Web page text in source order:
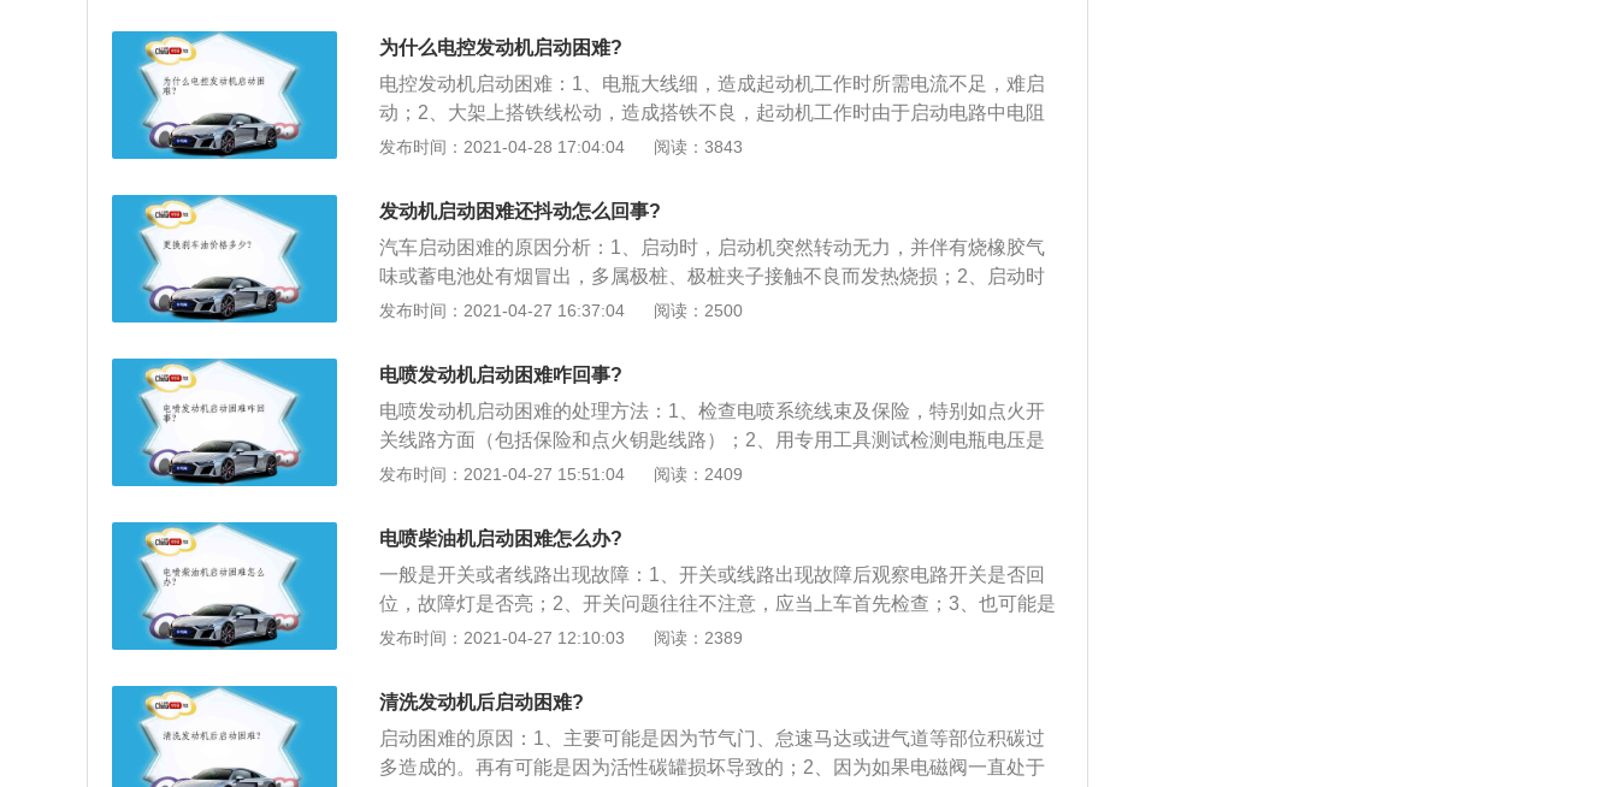
动，或需要连续多次起动或长时间转动发动机才能起动。
为什么电控发动机启动困难?
电控发动机启动困难：1、电瓶大线细，造成起动机工作时所需电流不足，难启
动；2、大架上搭铁线松动，造成搭铁不良，起动机工作时由于启动电路中电阻
过大；造成电流小，起动机转速不足，难启动；3、电瓶本身亏电、老化；4、电
机电流过大或过小。
发布时间：2021-04-28 17:04:04 阅读：3843
发动机启动困难还抖动怎么回事?
汽车启动困难的原因分析：1、启动时，启动机突然转动无力，并伴有烧橡胶气
味或蓄电池处有烟冒出，多属极桩、极桩夹子接触不良而发热烧损；2、启动时
只听到启动机电磁开关“咯咯”声，或首次启动时启动机带动曲轴缓转几下，继而
障；3、临时停车每次打火只能使曲轴转一下，此现象属于蓄电池自放电严重，
其极板、隔板严重老化，说明该蓄电池已经接近报废。
发布时间：2021-04-27 16:37:04 阅读：2500
电喷发动机启动困难咋回事?
电喷发动机启动困难的处理方法：1、检查电喷系统线束及保险，特别如点火开
关线路方面（包括保险和点火钥匙线路）；2、用专用工具测试检测电瓶电压是
否正常，是否达启动条件（如启动电压）。根据检测结果对蓄电池进行必要的维
器的完好度。检查传感器相关线路及接插件是否松动或断线。
发布时间：2021-04-27 15:51:04 阅读：2409
电喷柴油机启动困难怎么办?
一般是开关或者线路出现故障：1、开关或线路出现故障后观察电路开关是否回
位，故障灯是否亮；2、开关问题往往不注意，应当上车首先检查；3、也可能是
高压油泵电磁阀失灵，失灵后空挡提高转速能熄火；4、当开关良好，线路没有
发布时间：2021-04-27 12:10:03 阅读：2389
清洗发动机后启动困难?
启动困难的原因：1、主要可能是因为节气门、怠速马达或进气道等部位积碳过
多造成的。再有可能是因为活性碳罐损坏导致的；2、因为如果电磁阀一直处于